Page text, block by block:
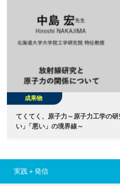
成果物
てくてく、原子力～原子力工学の
い」 「悪い」の境界線～
実践＋発信